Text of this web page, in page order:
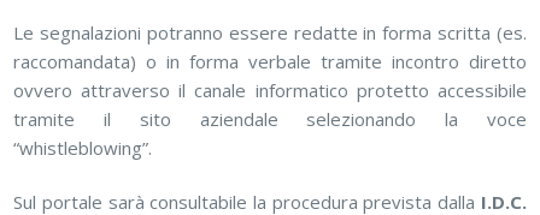
Le segnalazioni potranno essere redatte in forma scritta (es.
raccomandata) o in forma verbale tramite incontro diretto
ovvero attraverso il canale informatico protetto accessibile
tramite il sito aziendale selezionando la voce
“whistleblowing”.
Sul portale sarà consultabile la procedura prevista dalla I.D.C.